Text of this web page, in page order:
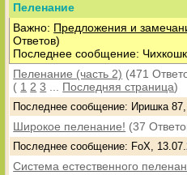
Пеленание
Важно: Предложения и
Ответов)
Последнее сообщение:
Пеленание (часть 2) (471
( 1 2 3 Последняя страница)
Последнее сообщение: Иришка
Широкое пеленание! (37
Последнее сообщение: FoX,
Система естественного